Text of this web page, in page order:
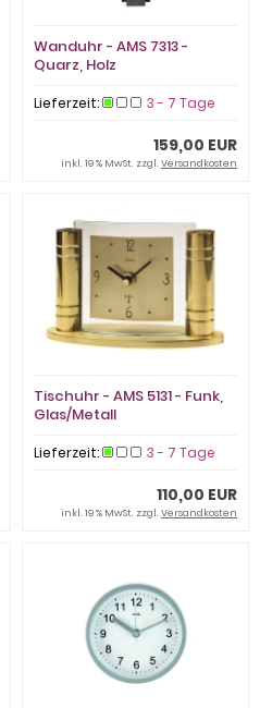
Wanduhr - AMS 7313 -
Quarz, Holz
Lieferzeit: 3 - 7 Tage
159,00 EUR
inkl. 19 % MwSt. zzgl.Versandkosten
Tischuhr - AMS 5131 - Funk,
Glas/Metall
Lieferzeit: 3 - 7 Tage
110,00 EUR
inkl. 19 % MwSt. zzgl.Versandkosten